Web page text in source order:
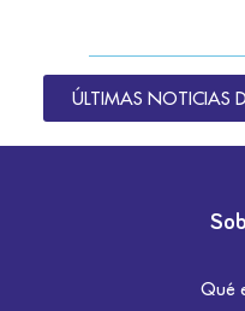
ÚLTIMAS NOTICIAS
Qué